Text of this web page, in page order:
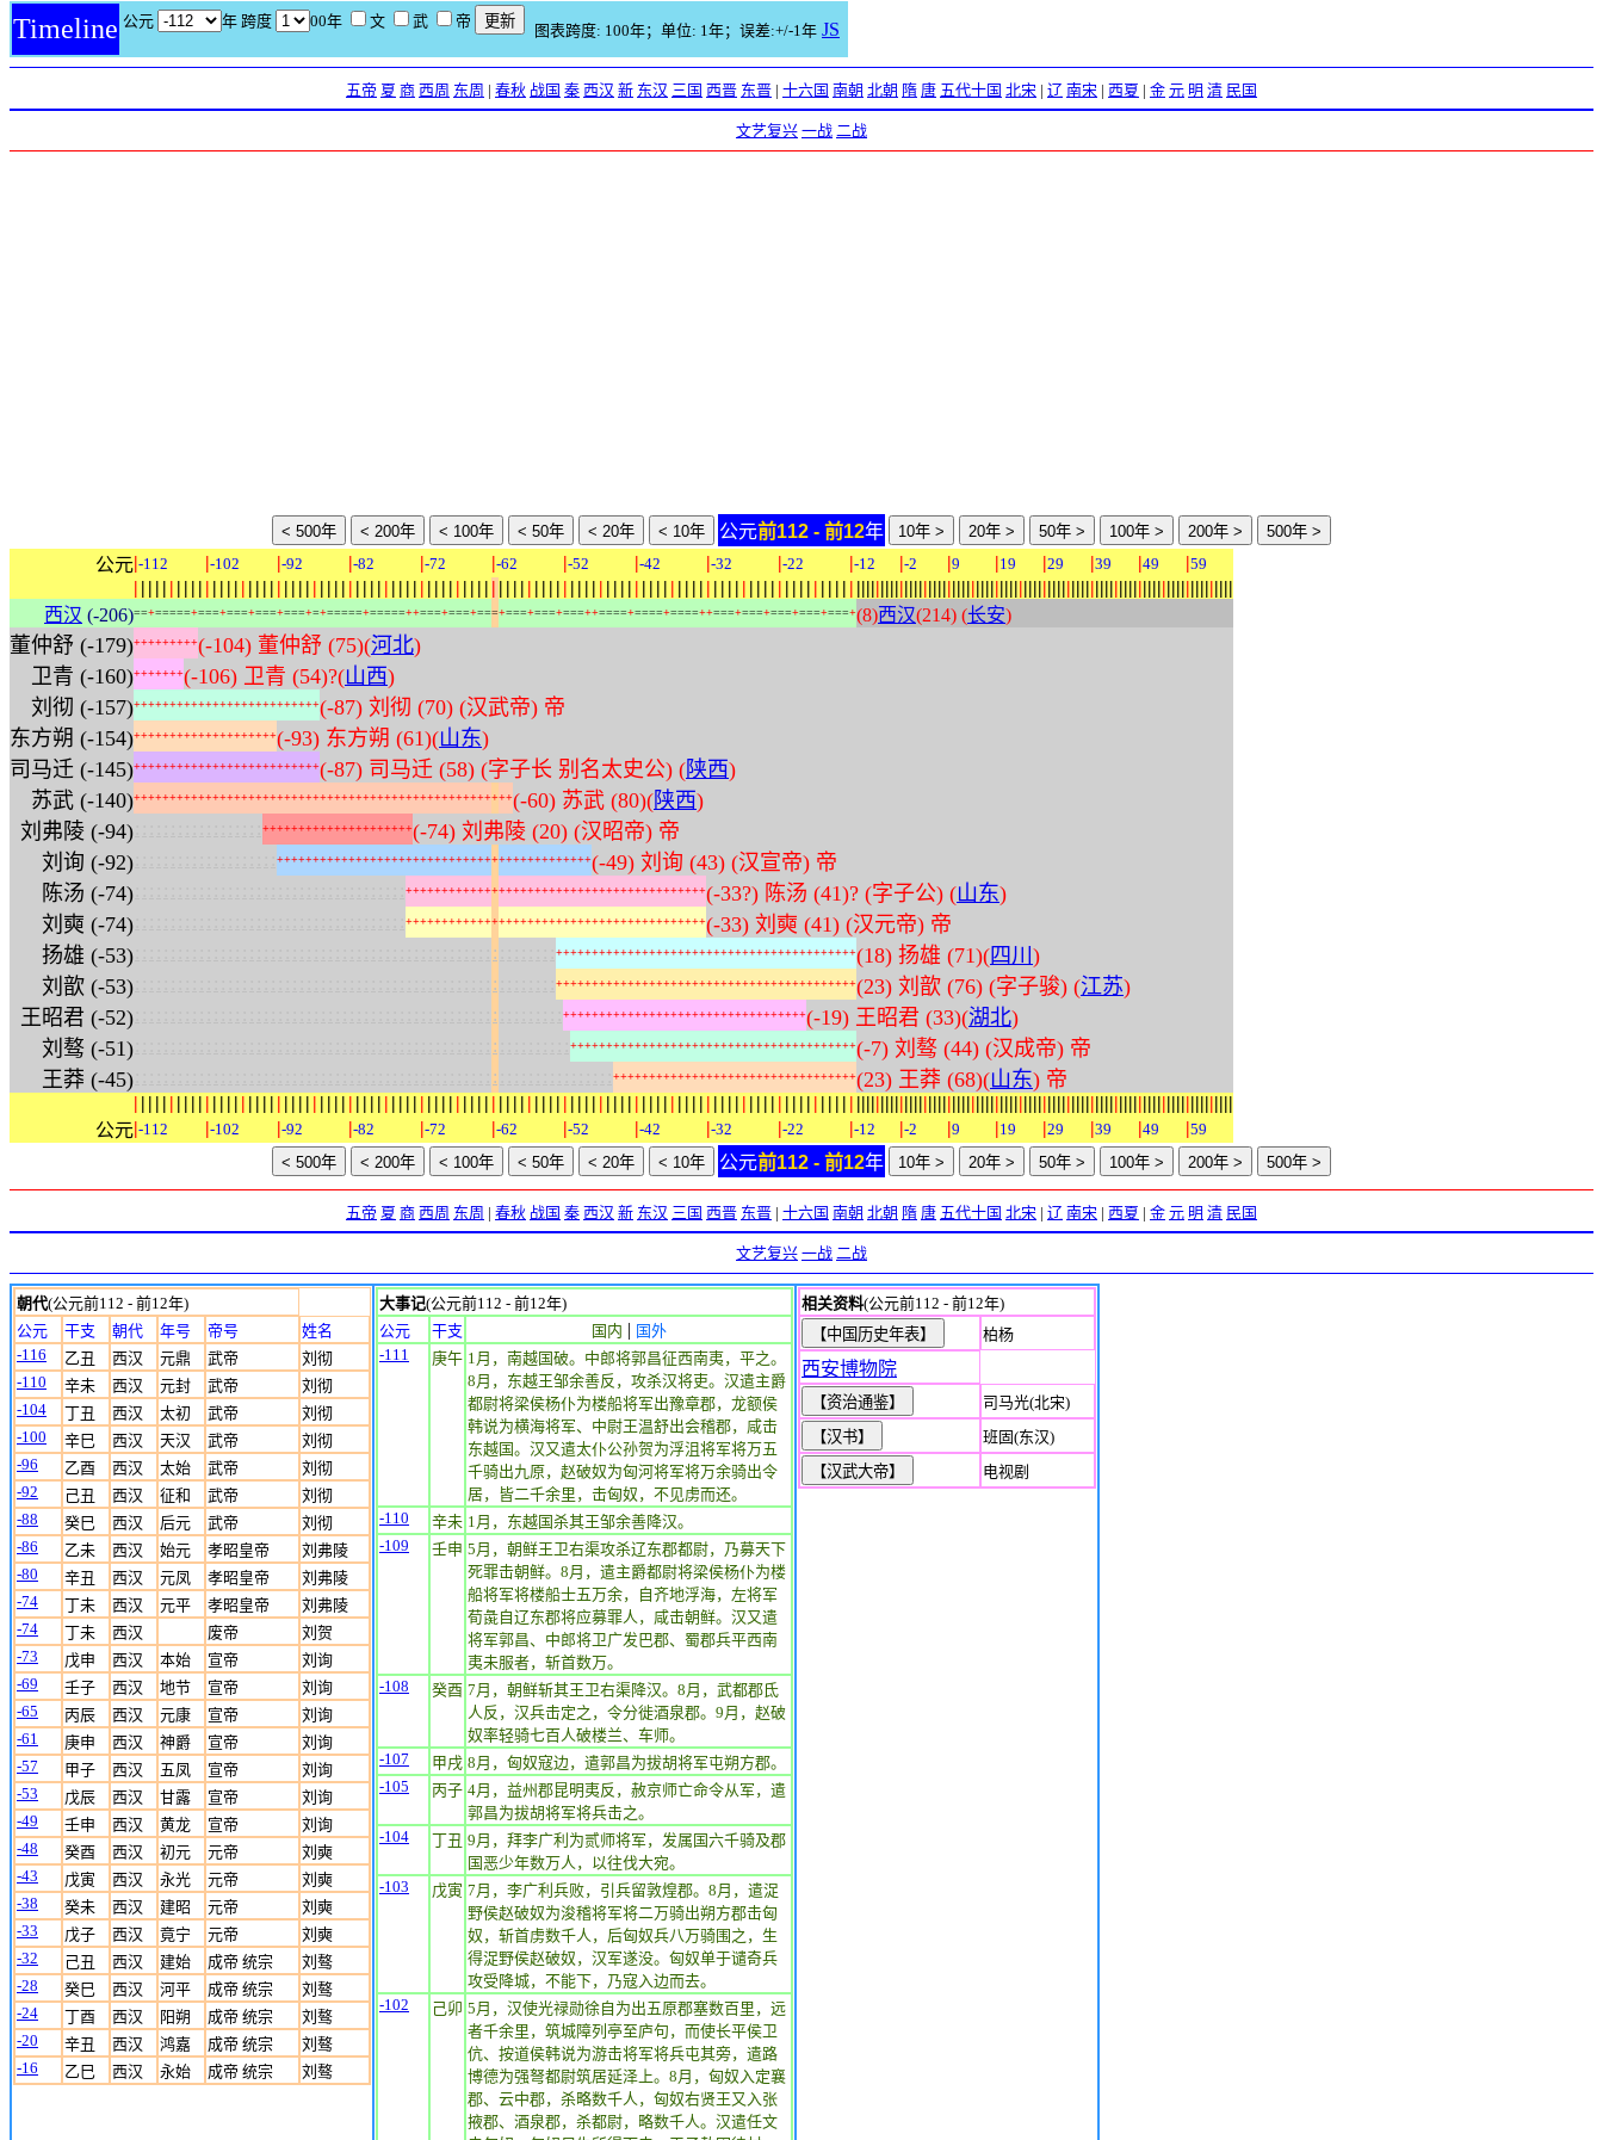
Timeline 公元 年 跨度 00年 文 武 帝
图表跨度: 100年；单位: 1年；误差:+/-1年 JS
五帝 夏 商 西周 东周 | 春秋 战国 秦 西汉 新 东汉 三国 西晋 东晋 | 十六国 南朝 北朝 隋 唐 五代十国 北宋 | 辽 南宋 | 西夏 | 金 元 明 清 民国
文艺复兴 一战 二战
公元前112 - 前12年
公元|-112 |-102 |-92 |-82 |-72 |-62 |-52 |-42 |-32 |-22 |-12 |-2 |9 |19 |29 |39 |49 |59
| | | | | | | | | | | | | | | | | | | | | | | | | | | | | | | | | | | | | | | | | | | | | | | | | | | | | | | | | | | | | | | | | | | | | | | | | | | | | | | | | | | | | | | | | | | | | | | | | | | | | |||||||||||||||||||||||||||||||||||||||||||||||||||||||||||||||||||||||||||||||
西汉 (-206)==+=====+===+===+===+===+=+=====+=====++===+===+===+===+===+===++====+====+====++===+===+===+===+===+(8)西汉(214) (长安)
董仲舒 (-179)+++++++++(-104) 董仲舒 (75)(河北)
卫青 (-160)+++++++(-106) 卫青 (54)?(山西)
刘彻 (-157)++++++++++++++++++++++++++(-87) 刘彻 (70) (汉武帝) 帝
东方朔 (-154)++++++++++++++++++++(-93) 东方朔 (61)(山东)
司马迁 (-145)++++++++++++++++++++++++++(-87) 司马迁 (58) (字子长 别名太史公) (陕西)
苏武 (-140)+++++++++++++++++++++++++++++++++++++++++++++++++++++(-60) 苏武 (80)(陕西)
刘弗陵 (-94)
+++++++++++++++++++++(-74) 刘弗陵 (20) (汉昭帝) 帝
刘询 (-92)
++++++++++++++++++++++++++++++++++++++++++++(-49) 刘询 (43) (汉宣帝) 帝
陈汤 (-74)
++++++++++++++++++++++++++++++++++++++++++(-33?) 陈汤 (41)? (字子公) (山东)
刘奭 (-74)
++++++++++++++++++++++++++++++++++++++++++(-33) 刘奭 (41) (汉元帝) 帝
扬雄 (-53)
: ++++++++++++++++++++++++++++++++++++++++++(18) 扬雄 (71)(四川 )
刘歆 (-53)
: ++++++++++++++++++++++++++++++++++++++++++(23) 刘歆 (76) (字子骏) (江苏)
王昭君 (-52)
: ++++++++++++++++++++++++++++++++++(-19) 王昭君 (33)(湖北)
刘骜 (-51)
: ++++++++++++++++++++++++++++++++++++++++(-7) 刘骜 (44) (汉成帝) 帝
王莽 (-45)
: ++++++++++++++++++++++++++++++++++(23) 王莽 (68)(山东) 帝
| | | | | | | | | | | | | | | | | | | | | | | | | | | | | | | | | | | | | | | | | | | | | | | | | | | | | | | | | | | | | | | | | | | | | | | | | | | | | | | | | | | | | | | | | | | | | | | | | | | | | |||||||||||||||||||||||||||||||||||||||||||||||||||||||||||||||||||||||||||||||
公元|-112 |-102 |-92 |-82 |-72 |-62 |-52 |-42 |-32 |-22 |-12 |-2 |9 |19 |29 |39 |49 |59
公元前112 - 前12年
五帝 夏 商 西周 东周 | 春秋 战国 秦 西汉 新 东汉 三国 西晋 东晋 | 十六国 南朝 北朝 隋 唐 五代十国 北宋 | 辽 南宋 | 西夏 | 金 元 明 清 民国
文艺复兴 一战 二战
朝代(公元前112 - 前12年)
公元
干支 朝代 年号 帝号
姓名
-116
乙丑 西汉 元鼎 武帝
刘彻
-110
辛未 西汉 元封 武帝
刘彻
-104
丁丑 西汉 太初 武帝
刘彻
-100
辛巳 西汉 天汉 武帝
刘彻
-96
乙酉 西汉 太始 武帝
刘彻
-92
己丑 西汉 征和 武帝
刘彻
-88
癸巳 西汉 后元 武帝
刘彻
-86
乙未 西汉 始元 孝昭皇帝
刘弗陵
-80
辛丑 西汉 元凤 孝昭皇帝
刘弗陵
-74
丁未 西汉 元平 孝昭皇帝
刘弗陵
-74
丁未 西汉 废帝
刘贺
-73
戊申 西汉 本始 宣帝
刘询
-69
壬子 西汉 地节 宣帝
刘询
-65
丙辰 西汉 元康 宣帝
刘询
-61
庚申 西汉 神爵 宣帝
刘询
-57
甲子 西汉 五凤 宣帝
刘询
-53
戊辰 西汉 甘露 宣帝
刘询
-49
壬申 西汉 黄龙 宣帝
刘询
-48
癸酉 西汉 初元 元帝
刘奭
-43
戊寅 西汉 永光 元帝
刘奭
-38
癸未 西汉 建昭 元帝
刘奭
-33
戊子 西汉 竟宁 元帝
刘奭
-32
己丑 西汉 建始 成帝 统宗
刘骜
-28
癸巳 西汉 河平 成帝 统宗
刘骜
-24
丁酉 西汉 阳朔 成帝 统宗
刘骜
-20
辛丑 西汉 鸿嘉 成帝 统宗
刘骜
-16
乙巳 西汉 永始 成帝 统宗 刘骜
大事记(公元前112 - 前12年)
公元
干支 国内 | 国外
-111
庚午 1月，南越国破。中郎将郭昌征西南夷，平之。
8月，东越王邹余善反，攻杀汉将吏。汉遣主爵
都尉将梁侯杨仆为楼船将军出豫章郡，龙额侯
韩说为横海将军、中尉王温舒出会稽郡，咸击
东越国。汉又遣太仆公孙贺为浮沮将军将万五
千骑出九原，赵破奴为匈河将军将万余骑出令
居，皆二千余里，击匈奴，不见虏而还。
-110
辛未 1月，东越国杀其王邹余善降汉。
-109
壬申 5月，朝鲜王卫右渠攻杀辽东郡都尉，乃募天下
死罪击朝鲜。8月，遣主爵都尉将梁侯杨仆为楼
船将军将楼船士五万余，自齐地浮海，左将军
荀彘自辽东郡将应募罪人，咸击朝鲜。汉又遣
将军郭昌、中郎将卫广发巴郡、蜀郡兵平西南
夷未服者，斩首数万。
-108
癸酉 7月，朝鲜斩其王卫右渠降汉。8月，武都郡氐
人反，汉兵击定之，令分徙酒泉郡。9月，赵破
奴率轻骑七百人破楼兰、车师。
-107
甲戌 8月，匈奴寇边，遣郭昌为拔胡将军屯朔方郡。
-105
丙子 4月，益州郡昆明夷反，赦京师亡命令从军，遣
郭昌为拔胡将军将兵击之。
-104
丁丑 9月，拜李广利为贰师将军，发属国六千骑及郡
国恶少年数万人，以往伐大宛。
-103
戊寅 7月，李广利兵败，引兵留敦煌郡。8月，遣浞
野侯赵破奴为浚稽将军将二万骑出朔方郡击匈
奴，斩首虏数千人，后匈奴兵八万骑围之，生
得浞野侯赵破奴，汉军遂没。匈奴单于谴奇兵
攻受降城，不能下，乃寇入边而去。
-102
己卯 5月，汉使光禄勋徐自为出五原郡塞数百里，远
者千余里，筑城障列亭至庐句，而使长平侯卫
伉、按道侯韩说为游击将军将兵屯其旁，遣路
博德为强弩都尉筑居延泽上。8月，匈奴入定襄
郡、云中郡，杀略数千人，匈奴右贤王又入张
掖郡、酒泉郡，杀都尉，略数千人。汉遣任文
相关资料(公元前112 - 前12年)
柏杨
西安博物院
司马光(北宋)
班固(东汉)
电视剧